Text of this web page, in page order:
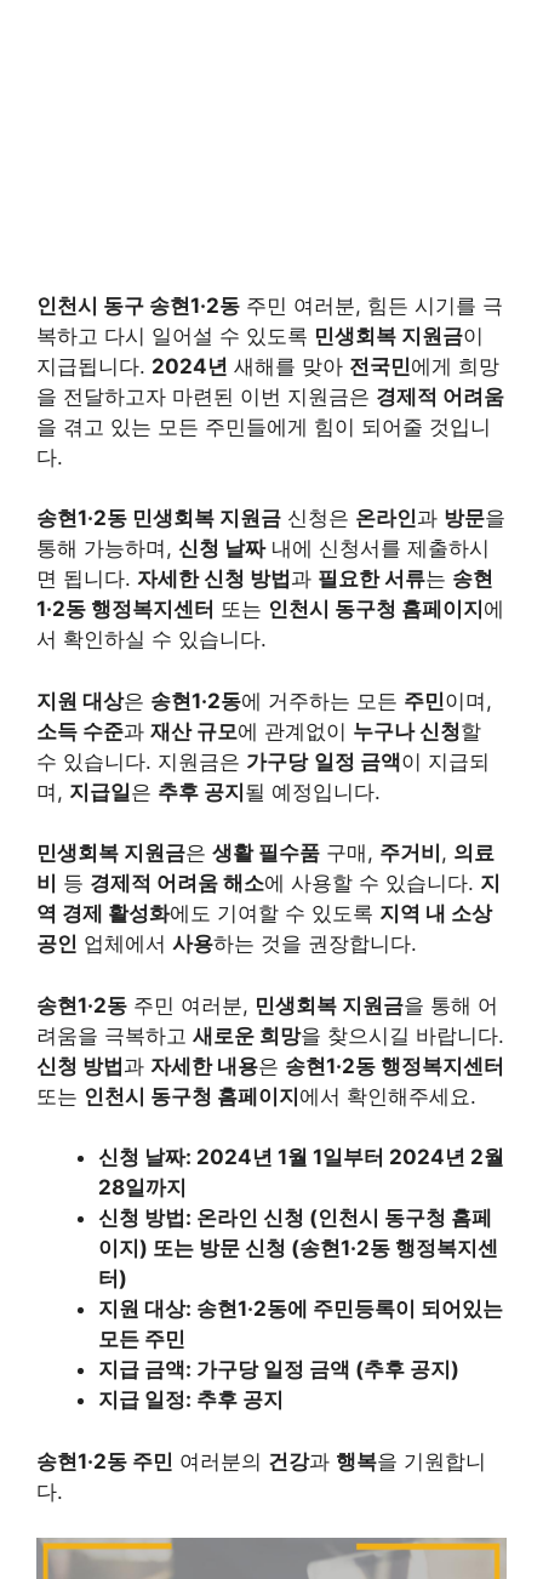
인천시 동구 송현1·2동 주민 여러분, 힘든 시기를 극
복하고 다시 일어설 수 있도록 민생회복 지원금이
지급됩니다. 2024년 새해를 맞아 전국민에게 희망
을 전달하고자 마련된 이번 지원금은 경제적 어려움
을 겪고 있는 모든 주민들에게 힘이 되어줄 것입니
다.
송현1·2동 민생회복 지원금 신청은 온라인과 방문을
통해 가능하며, 신청 날짜내에 신청서를 제출하시
면 됩니다. 자세한 신청 방법 과 필요한 서류는 송현
1·2동 행정복지센터 또는 인천시 동구청 홈페이지 에
서 확인하실 수 있습니다.
지원 대상은 송현1·2동에 거주하는 모든 주민이며,
소득 수준과 재산 규모에 관계없이 누구나 신청할
수 있습니다. 지원금은 가구당 일정 금액이 지급되
며, 지급일은 추후 공지될 예정입니다.
민생회복 지원금은 생활 필수품 구매, 주거비 , 의료
비
등 경제적 어려움 해소에 사용할 수 있습니다. 지
역 경제 활성화에도 기여할 수 있도록 지역 내 소상
공인 업체에서 사용하는 것을 권장합니다.
송현1·2동 주민 여러분, 민생회복 지원금을 통해 어
려움을 극복하고 새로운 희망을 찾으시길 바랍니다.
신청 방법과 자세한 내용은 송현1·2동 행정복지센터
또는 인천시 동구청 홈페이지에서 확인해주세요.
신청 날짜: 2024년 1월 1일부터 2024년 2월
28일까지
신청 방법: 온라인 신청 (인천시 동구청 홈페
이지) 또는 방문 신청 (송현1·2동 행정복지센
터)
지원 대상: 송현1·2동에 주민등록이 되어있는
모든 주민
지급 금액: 가구당 일정 금액 (추후 공지)
지급 일정: 추후 공지
송현1·2동 주민 여러분의 건강과 행복을 기원합니
다.